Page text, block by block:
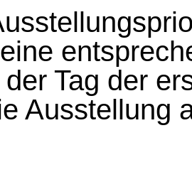
Tag der
Ausstellung